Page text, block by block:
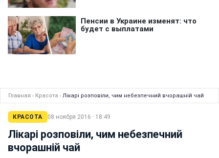
Главная › Красота › Лікарі розповіли, чим небезпечний вчорашній чай
КРАСОТА 08 ноября 2016 · 18:49
Лікарі розповіли, чим небезпечний
вчорашній чай